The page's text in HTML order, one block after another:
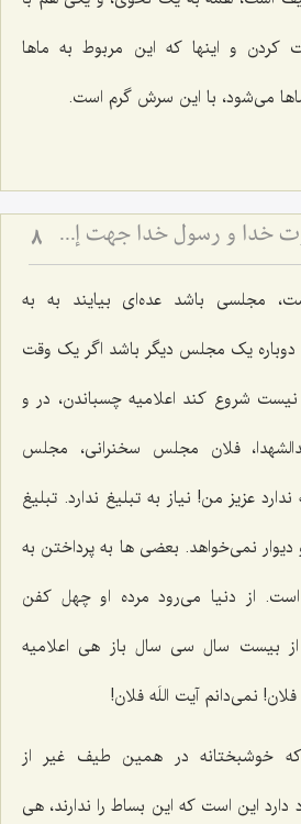
و اینها که این مربوط به ماها
می‌شود، با این سرش گرم است.
ضرورت اجابت دعوت خدا و رسول خدا جهت إحیاء قلوب 8
مجلسی باشد عده‌ای بیایند به به
دوباره یک مجلس دیگر باشد اگر یک وقت
نیست شروع کند اعلامیه چسباندن، در و
فلان مجلس سخنرانی، مجلس
ندارد عزیز من! نیاز به تبلیغ ندارد. تبلیغ
نمی‌خواهد. بعضی ها به پرداختن به
از دنیا می‌رود مرده او چهل کفن
بیست سال سی سال باز هی اعلامیه
نمی‌دانم آیت اللَه فلان!
خوشبختانه در همین طیف غیر از
این است که این بساط را ندارند، هی